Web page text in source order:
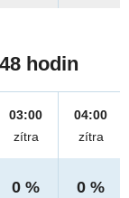
hodin
03:00
zítra
0 %
04:00
zítra
0 %